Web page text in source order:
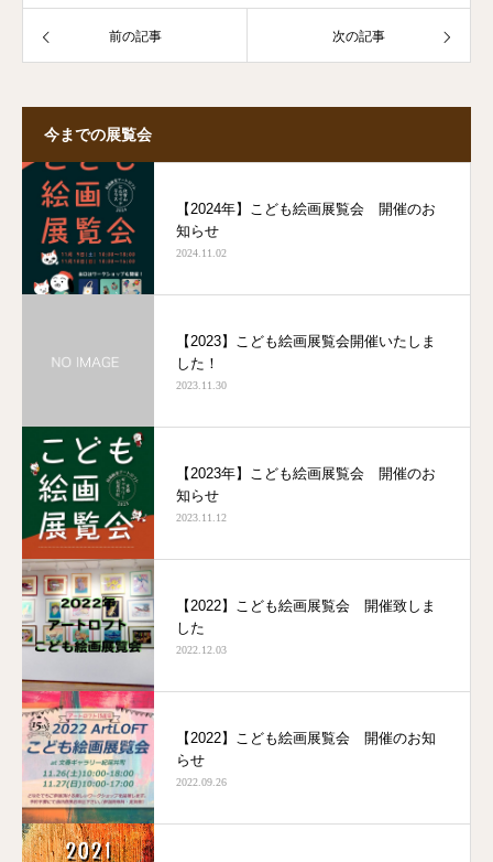
前の記事 次の記事
今までの展覧会
【2024年】こども絵画展覧会 開催のお
知らせ
2024.11.02
【2023】こども絵画展覧会開催いたしま
した！
2023.11.30
【2023年】こども絵画展覧会 開催のお
知らせ
2023.11.12
【2022】こども絵画展覧会 開催致しま
した
2022.12.03
【2022】こども絵画展覧会 開催のお知
らせ
2022.09.26